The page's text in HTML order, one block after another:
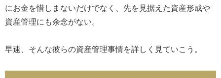
にお金を惜しまないだけでなく、先を見据えた資産形成や
資産管理にも余念がない。
早速、そんな彼らの資産管理事情を詳しく見ていこう。